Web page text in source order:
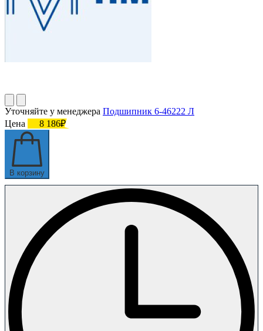
Уточняйте у менеджера Подшипник 6-46222 Л
Цена
8 186₽
В корзину